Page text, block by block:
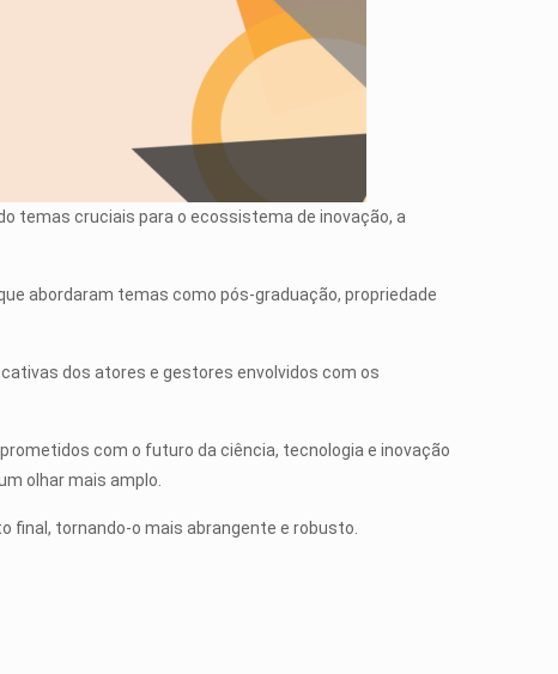
temas cruciais para o ecossistema de inovação, a
abordaram temas como pós-graduação, propriedade
dos atores e gestores envolvidos com os
com o futuro da ciência, tecnologia e inovação
olhar mais amplo.
tornando-o mais abrangente e robusto.